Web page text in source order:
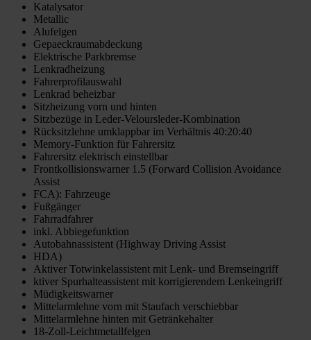
Katalysator
Metallic
Alufelgen
Gepaeckraumabdeckung
Elektrische Parkbremse
Lenkradheizung
Fahrerprofilauswahl
Lenkrad beheizbar
Sitzheizung vorn und hinten
Sitzbezüge in Leder-Veloursleder-Kombination
Rücksitzlehne umklappbar im Verhältnis 40:20:40
Memory-Funktion für Fahrersitz
Fahrersitz elektrisch einstellbar
Frontkollisionswarner 1.5 (Forward Collision Avoidance
Assist
FCA): Fahrzeuge
Fußgänger
Fahrradfahrer
inkl. Abbiegefunktion
Autobahnassistent (Highway Driving Assist
HDA)
Aktiver Totwinkelassistent mit Lenk- und Bremseingriff
ktiver Spurhalteassistent mit korrigierendem Lenkeingriff
Müdigkeitswarner
Mittelarmlehne vorn mit Staufach verschiebbar
Mittelarmlehne hinten mit Getränkehalter
18-Zoll-Leichtmetallfelgen